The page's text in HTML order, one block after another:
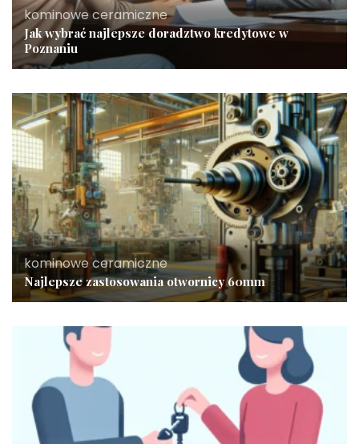
kominowe ceramiczne
Jak wybrać najlepsze doradztwo kredytowe w
Poznaniu
kominowe ceramiczne
Najlepsze zastosowania otwornicy 60mm